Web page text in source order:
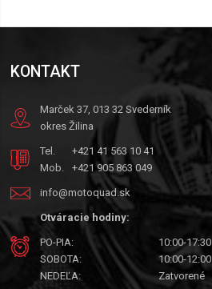
KONTAKT
Marček 37, 013 32 Svederník
okres Žilina
Tel.
+421 41 563 10 41
Mob.
+421 905 863 049
info@motoquad.sk
Otváracie hodiny:
PO-PIA:
10:00-17:30
SOBOTA:
10:00-12:00
NEDEĽA:
Zatvorené